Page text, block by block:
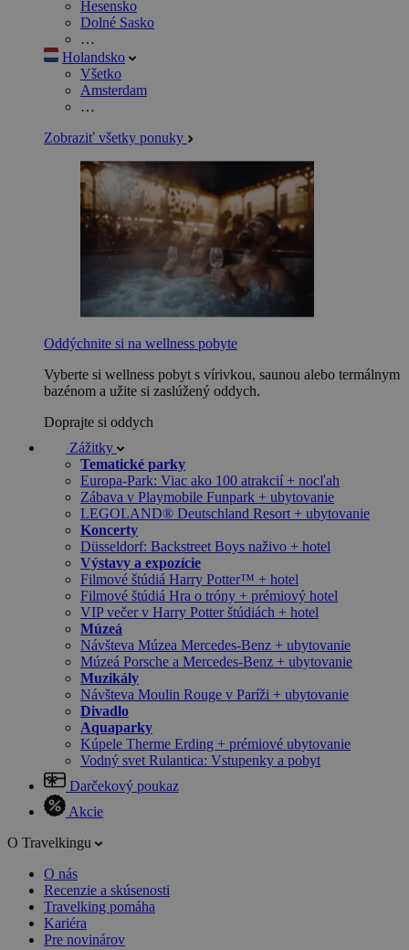
Hesensko
Dolné Sasko
…
Holandsko
Všetko
Amsterdam
…
Zobraziť všetky ponuky
Oddýchnite si na wellness pobyte
Vyberte si wellness pobyt s vírivkou, saunou alebo termálnym
bazénom a užite si zaslúžený oddych.
Doprajte si oddych
Zážitky
Tematické parky
Europa-Park: Viac ako 100 atrakcií + nocľah
Zábava v Playmobile Funpark + ubytovanie
LEGOLAND® Deutschland Resort + ubytovanie
Koncerty
Düsseldorf: Backstreet Boys naživo + hotel
Výstavy a expozície
Filmové štúdiá Harry Potter™ + hotel
Filmové štúdiá Hra o tróny + prémiový hotel
VIP večer v Harry Potter štúdiách + hotel
Múzeá
Návšteva Múzea Mercedes-Benz + ubytovanie
Múzeá Porsche a Mercedes-Benz + ubytovanie
Muzikály
Návšteva Moulin Rouge v Paríži + ubytovanie
Divadlo
Aquaparky
Kúpele Therme Erding + prémiové ubytovanie
Vodný svet Rulantica: Vstupenky a pobyt
Darčekový poukaz
Akcie
O Travelkingu
O nás
Recenzie a skúsenosti
Travelking pomáha
Kariéra
Pre novinárov